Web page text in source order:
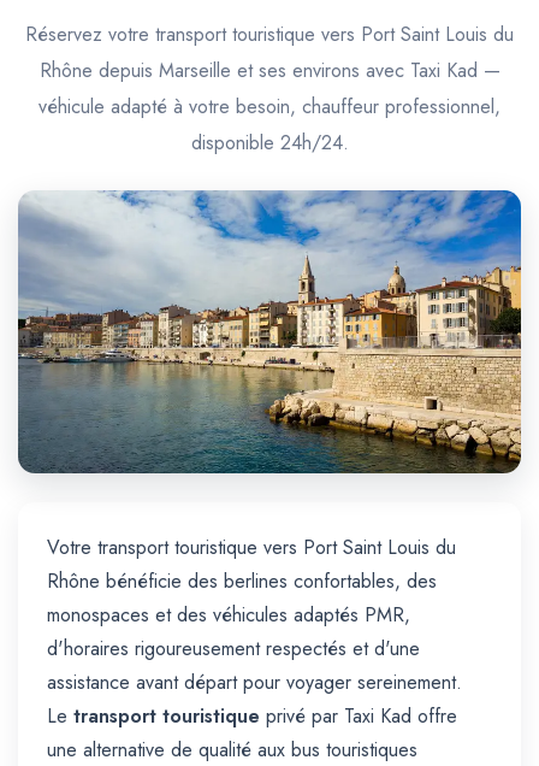
Réservez votre transport touristique vers Port Saint Louis du
Rhône depuis Marseille et ses environs avec Taxi Kad —
véhicule adapté à votre besoin, chauffeur professionnel,
disponible 24h/24.
Votre transport touristique vers Port Saint Louis du
Rhône bénéficie des berlines confortables, des
monospaces et des véhicules adaptés PMR,
d'horaires rigoureusement respectés et d'une
assistance avant départ pour voyager sereinement.
Le transport touristique privé par Taxi Kad offre
une alternative de qualité aux bus touristiques